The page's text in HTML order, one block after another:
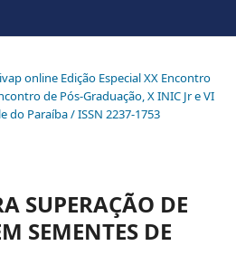
online Edição Especial XX Encontro
de Pós-Graduação, X INIC Jr e VI
do Paraíba / ISSN 2237-1753
SUPERAÇÃO DE
SEMENTES DE